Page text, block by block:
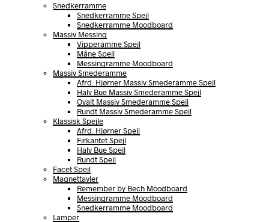
Snedkerramme
Snedkerramme Spejl
Snedkerramme Moodboard
Massiv Messing
Vipperamme Spejl
Måne Spejl
Messingramme Moodboard
Massiv Smederamme
Afrd. Hjørner Massiv Smederamme Spejl
Halv Bue Massiv Smederamme Spejl
Ovalt Massiv Smederamme Spejl
Rundt Massiv Smederamme Spejl
Klassisk Spejle
Afrd. Hjørner Spejl
Firkantet Spejl
Halv Bue Spejl
Rundt Spejl
Facet Spejl
Magnettavler
Remember by Bech Moodboard
Messingramme Moodboard
Snedkerramme Moodboard
Lamper